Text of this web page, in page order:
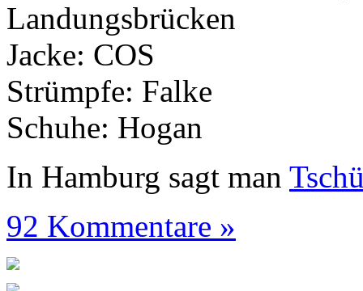
Landungsbrücken
Jacke: COS
Strümpfe: Falke
Schuhe: Hogan
In Hamburg sagt man
92 Kommentare »